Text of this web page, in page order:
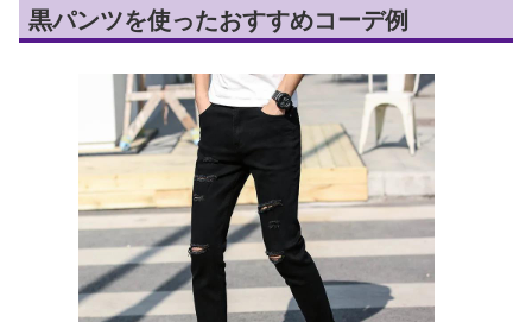
黒パンツを使ったおすすめコーデ例